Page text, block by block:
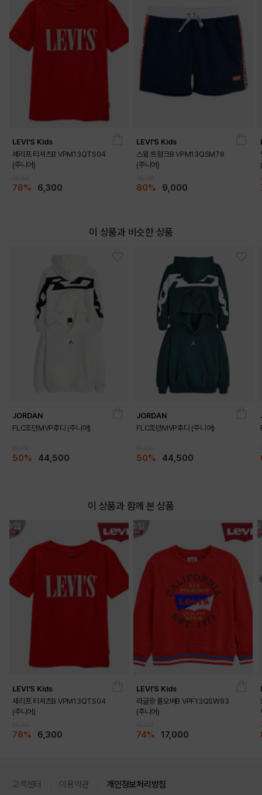
LEVI'S Kids
셰리프 티셔츠B VPM13QTS04
(주니어)
78% 6,300
LEVI'S Kids
스윔 트렁크B VPM13QSM78
(주니어)
80% 9,000
이 상품과 비슷한 상품
JORDAN
FLC조던MVP후디 (주니어)
50% 44,500
JORDAN
FLC조던MVP후디 (주니어)
50% 44,500
이 상품과 함께 본 상품
LEVI'S Kids
셰리프 티셔츠B VPM13QTS04
(주니어)
78% 6,300
LEVI'S Kids
라글랑 풀오버B VPF13QSW93
(주니어)
74% 17,000
고객센터 이용약관 개인정보처리방침